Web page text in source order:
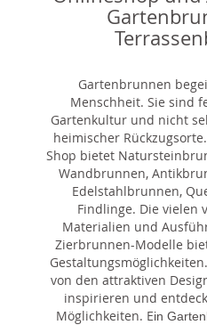
Gartenbrunnen
Menschheit. Sie sind
Gartenkultur und nicht
heimischer
Shop bietet
Wandbrunnen,
Edelstahlbrunnen,
Findlinge. Die vielen
Materialien und
Zierbrunnen-Modelle
von den attraktiven
inspirieren und
Möglichkeiten. Ein